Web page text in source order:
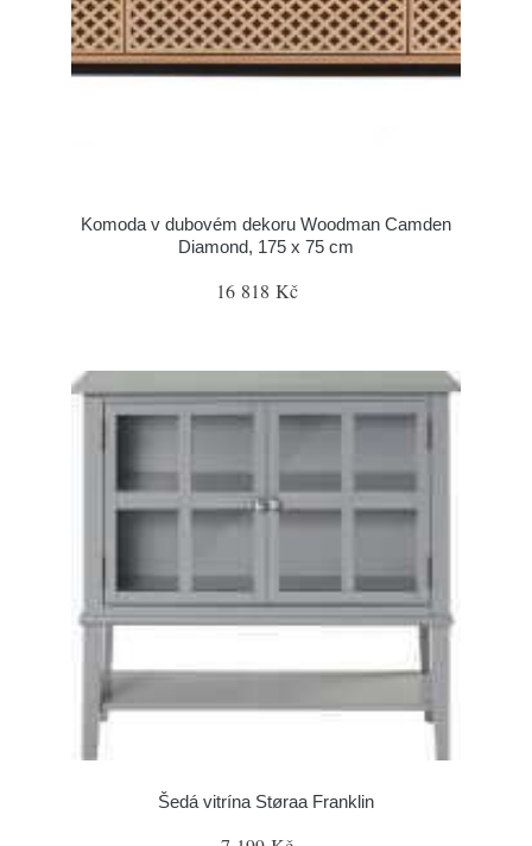
Komoda v dubovém dekoru Woodman Camden
Diamond, 175 x 75 cm
16 818 Kč
Šedá vitrína Støraa Franklin